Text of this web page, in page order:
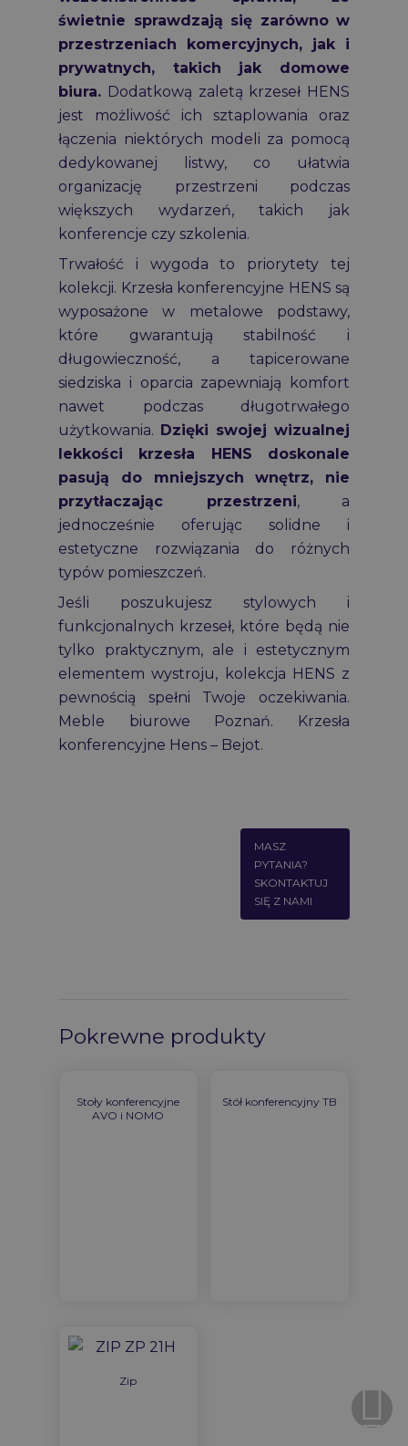
świetnie sprawdzają się zarówno w
przestrzeniach komercyjnych, jak i
prywatnych, takich jak domowe
biura. Dodatkową zaletą krzeseł HENS
jest możliwość ich sztaplowania oraz
łączenia niektórych modeli za pomocą
dedykowanej listwy, co ułatwia
organizację przestrzeni podczas
większych wydarzeń, takich jak
konferencje czy szkolenia.
Trwałość i wygoda to priorytety tej
kolekcji. Krzesła konferencyjne HENS są
wyposażone w metalowe podstawy,
które gwarantują stabilność i
długowieczność, a tapicerowane
siedziska i oparcia zapewniają komfort
nawet podczas długotrwałego
użytkowania. Dzięki swojej wizualnej
lekkości krzesła HENS doskonale
pasują do mniejszych wnętrz, nie
przytłaczając przestrzeni, a
jednocześnie oferując solidne i
estetyczne rozwiązania do różnych
typów pomieszczeń.
Jeśli poszukujesz stylowych i
funkcjonalnych krzeseł, które będą nie
tylko praktycznym, ale i estetycznym
elementem wystroju, kolekcja HENS z
pewnością spełni Twoje oczekiwania.
Meble biurowe Poznań. Krzesła
konferencyjne Hens – Bejot.
MASZ
PYTANIA?
SKONTAKTUJ
SIĘ Z NAMI
Pokrewne produkty
Stoły konferencyjne
AVO i NOMO
Stół konferencyjny TB
Zip